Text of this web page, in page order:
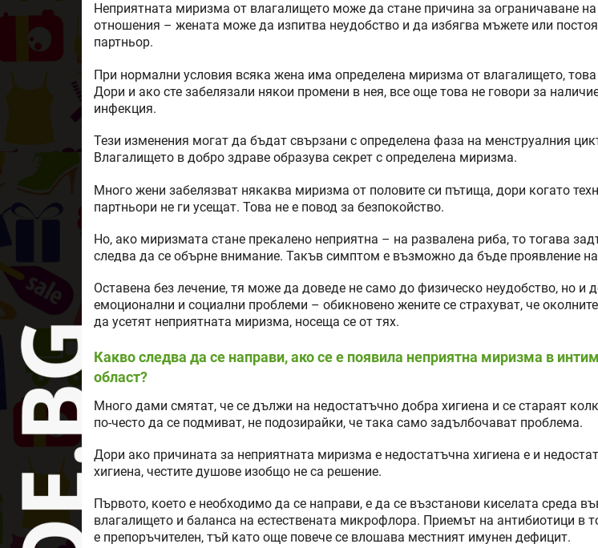
Неприятната миризма от влагалището може да стане причина за ограничаване на
отношения – жената може да изпитва неудобство и да избягва мъжете или
партньор.
При нормални условия всяка жена има определена миризма от влагалището, това
Дори и ако сте забелязали някои промени в нея, все още това не говори за
инфекция.
Тези изменения могат да бъдат свързани с определена фаза на менструалния
Влагалището в добро здраве образува секрет с определена миризма.
Много жени забелязват някаква миризма от половите си пътища, дори когато
партньори не ги усещат. Това не е повод за безпокойство.
Но, ако миризмата стане прекалено неприятна – на развалена риба, то тогава
следва да се обърне внимание. Такъв симптом е възможно да бъде проявление
Оставена без лечение, тя може да доведе не само до физическо неудобство, но и
емоционални и социални проблеми – обикновено жените се страхуват, че
да усетят неприятната миризма, носеща се от тях.
Какво следва да се направи, ако се е появила неприятна миризма в
област?
Много дами смятат, че се дължи на недостатъчно добра хигиена и се стараят
по-често да се подмиват, не подозирайки, че така само задълбочават проблема.
Дори ако причината за неприятната миризма е недостатъчна хигиена е и
хигиена, честите душове изобщо не са решение.
Първото, което е необходимо да се направи, е да се възстанови киселата среда
влагалището и баланса на естествената микрофлора. Приемът на антибиотици в
е препоръчителен, тъй като още повече се влошава местният имунен дефицит.